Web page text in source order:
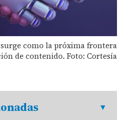
como la próxima frontera
de contenido. Foto: Cortesía